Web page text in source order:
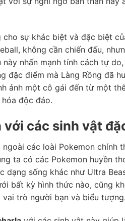
sự khác biệt và đặc biệt
không cần chiến đấu,
nhấn mạnh tính cách tự
đặc điểm mà Làng Rồng đã
ảnh một cô gái đến từ một
độc đáo.
với các sinh vật
các loài Pokemon chính
ta có các Pokemon huyền
dạng sống khác như Ultra
bất kỳ hình thức nào, cũng
trò người bạn và biểu tượng.